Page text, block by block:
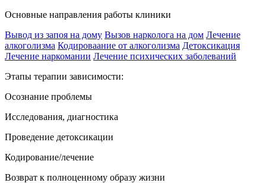
Основные направления работы клиники
Вывод из запоя на дому Вызов нарколога на дом Лечение
алкоголизма Кодироваание от алкоголизма Детоксикация
Лечение наркомании Лечение психических заболеваний
Этапы терапии зависимости:
Осознание проблемы
Исследования, диагностика
Проведение детоксикации
Кодирование/лечение
Возврат к полноценному образу жизни